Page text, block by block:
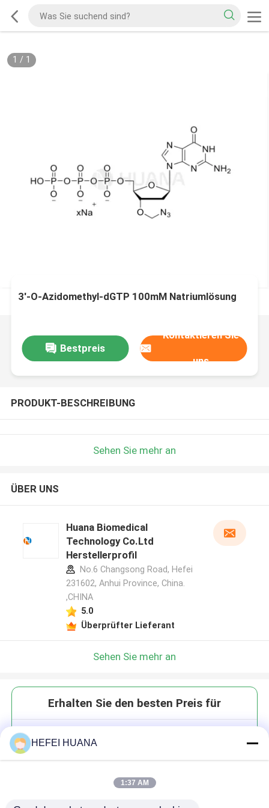
1 / 1
3′-O-Azidomethyl-dGTP 100mM Natriumlösung
Bestpreis
Kontaktieren Sie
uns
PRODUKT-BESCHREIBUNG
Sehen Sie mehr an
ÜBER UNS
Huana Biomedical
Technology Co.Ltd
Herstellerprofil
No.6 Changsong Road, Hefei
231602, Anhui Province, China.
,CHINA
5.0
Überprüfter Lieferant
Sehen Sie mehr an
Erhalten Sie den besten Preis für
HEFEI HUANA
1:37 AM